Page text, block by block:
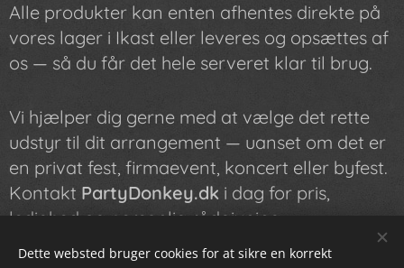
Alle produkter kan enten afhentes direkte på
vores lager i Ikast eller leveres og opsættes af
os — så du får det hele serveret klar til brug.
Vi hjælper dig gerne med at vælge det rette
udstyr til dit arrangement — uanset om det er
en privat fest, firmaevent, koncert eller byfest.
Kontakt PartyDonkey.dk i dag for pris,
ledighed og personlig rådgivning.
Dette websted bruger cookies for at sikre en korrekt